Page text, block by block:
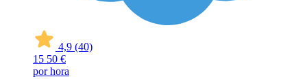
4,9 (40)
15 50 €
por hora